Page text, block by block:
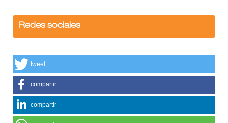
Redes sociales
tweet
compartir
compartir